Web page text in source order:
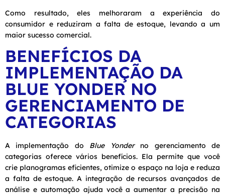
Como resultado, eles melhoraram a experiência do
consumidor e reduziram a falta de estoque, levando a um
maior sucesso comercial.
BENEFÍCIOS DA
IMPLEMENTAÇÃO DA
BLUE YONDER NO
GERENCIAMENTO DE
CATEGORIAS
A implementação do Blue Yonderno gerenciamento de
categorias oferece vários benefícios. Ela permite que você
crie planogramas eficientes, otimize o espaço na loja e reduza
a falta de estoque. A integração de recursos avançados de
análise e automação ajuda você a aumentar a precisão na